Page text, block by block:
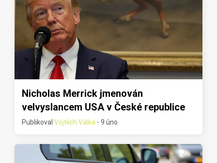
Nicholas Merrick jmenován
velvyslancem USA v České republice
Publikoval Vojtěch Válka - 9 úno